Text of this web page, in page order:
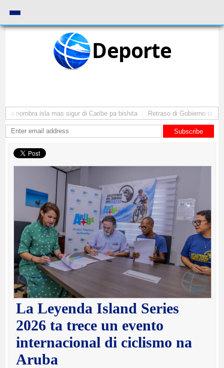
Deporte
nombra isla mas sigur di Caribe pa bishita Retraso di Gobierno ta
Subscribe
La Leyenda Island Series
2026 ta trece un evento
internacional di ciclismo na
Aruba